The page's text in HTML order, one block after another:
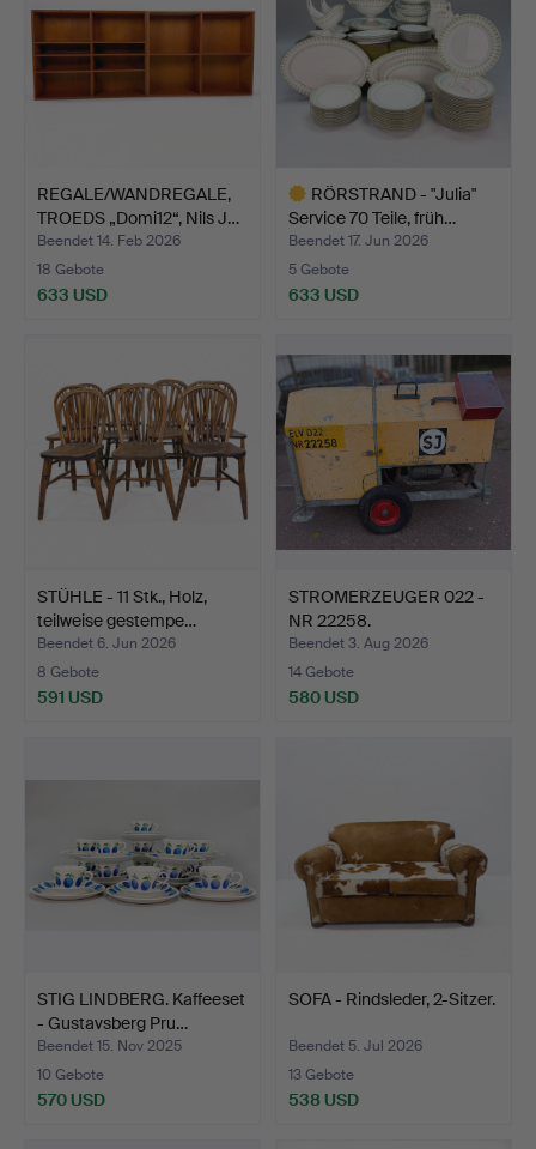
REGALE/WANDREGALE,
TROEDS „Domi12“, Nils J…
Beendet 14. Feb 2026
18 Gebote
633 USD
RÖRSTRAND - "Julia"
Service 70 Teile, früh…
Beendet 17. Jun 2026
5 Gebote
633 USD
Objekt
STÜHLE - 11 Stk., Holz,
teilweise gestempe…
Beendet 6. Jun 2026
8 Gebote
591 USD
STROMERZEUGER 022 -
NR 22258.
Beendet 3. Aug 2026
14 Gebote
580 USD
STIG LINDBERG. Kaffeeset
- Gustavsberg Pru…
Beendet 15. Nov 2025
10 Gebote
570 USD
SOFA - Rindsleder, 2-Sitzer.
Beendet 5. Jul 2026
13 Gebote
538 USD